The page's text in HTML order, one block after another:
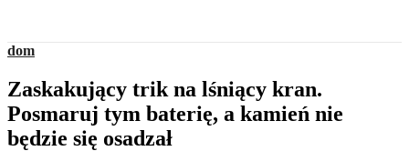
dom
Zaskakujący trik na lśniący kran.
Posmaruj tym baterię, a kamień nie
będzie się osadzał